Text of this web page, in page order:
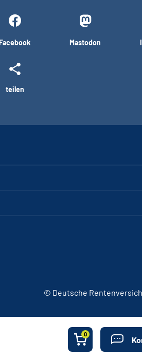
0
Mastodon
teilen
© Deutsche